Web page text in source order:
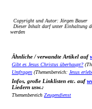
Copyright und Autor: Jörgen Bauer
Dieser Inhalt darf unter Einhaltung
werden
Ähnliche / verwandte Artikel auf
Gibt es Jesus Christus überhaupt?
Umfragen (Themenbereich: Jesus
Infos, große Linklisten etc. auf
Liedern usw.:
Themenbereich Zeugendienst